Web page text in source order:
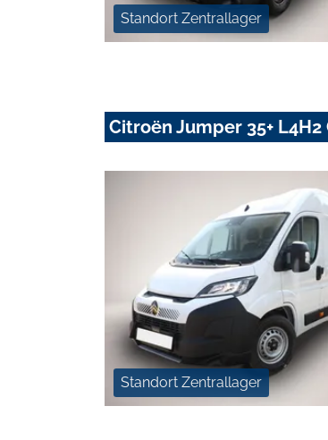
Standort Zentrallager
Citroën Jumper 35+
Standort Zentrallager